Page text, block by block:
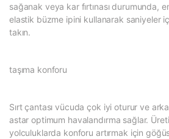
sağanak veya kar fırtınası durumunda,
elastik büzme ipini kullanarak saniyeler
takın.
taşıma konforu
Sırt çantası vücuda çok iyi oturur ve
astar optimum havalandırma sağlar.
yolculuklarda konforu artırmak için